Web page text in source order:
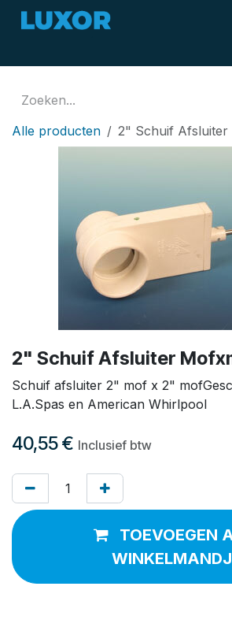
Overslaan naar inhoud
Alle producten 2" Schuif
2" Schuif Afsluiter
Schuif afsluiter 2" mof x 2"
L.A.Spas en American Whirlpool
40,55€ Inclusief btw
TOEVOEGEN